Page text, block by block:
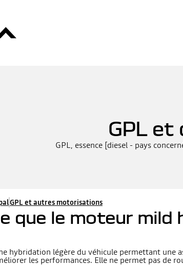
GPL
GPL, essence [diesel - pays
GPL et autres motorisations
que le moteur mild
hybridation légère du véhicule permettant une
les performances. Elle ne permet pas de